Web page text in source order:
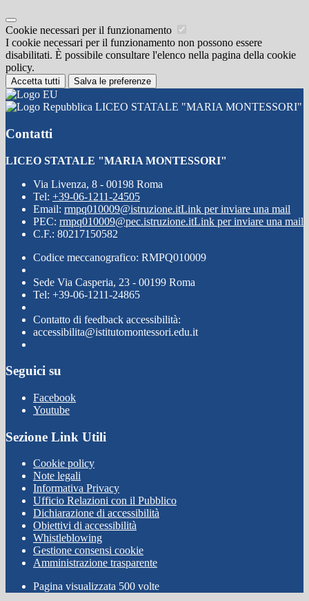
Cookie necessari per il funzionamento
I cookie necessari per il funzionamento non possono essere
disabilitati. È possibile consultare l'elenco nella pagina della cookie
policy.
Accetta tutti Salva le preferenze
LICEO STATALE "MARIA MONTESSORI"
Contatti
LICEO STATALE "MARIA MONTESSORI"
Via Livenza, 8 - 00198 Roma
Tel: +39-06-1211-24505
Email: rmpq010009@istruzione.itLink per inviare una mail
PEC: rmpq010009@pec.istruzione.itLink per inviare una mail
C.F.: 80217150582
Codice meccanografico: RMPQ010009
Sede Via Casperia, 23 - 00199 Roma
Tel: +39-06-1211-24865
Contatto di feedback accessibilità:
accessibilita@istitutomontessori.edu.it
Seguici su
Facebook
Youtube
Sezione Link Utili
Cookie policy
Note legali
Informativa Privacy
Ufficio Relazioni con il Pubblico
Dichiarazione di accessibilità
Obiettivi di accessibilità
Whistleblowing
Gestione consensi cookie
Amministrazione trasparente
Pagina visualizzata 500 volte